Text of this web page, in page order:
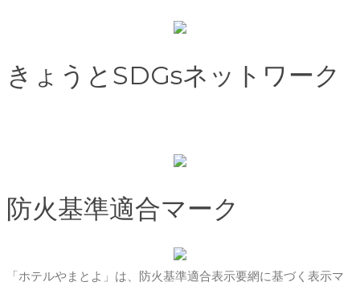
きょうとSDGsネットワーク
防火基準適合マーク
「ホテルやまとよ」は、防火基準適合表示要網に基づく表示マ